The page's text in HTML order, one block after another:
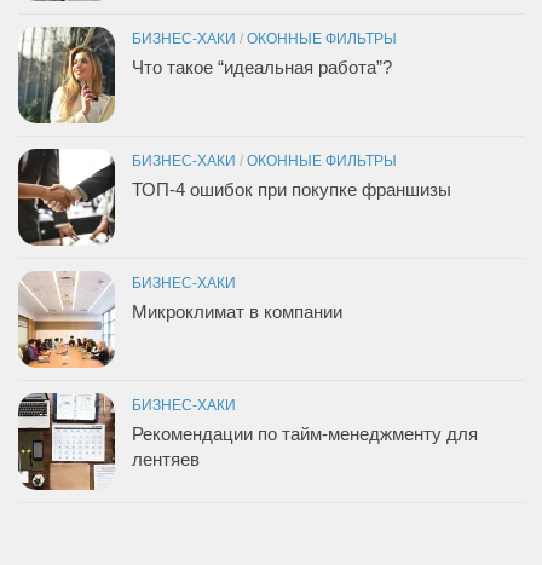
БИЗНЕС-ХАКИ / ОКОННЫЕ ФИЛЬТРЫ
Что такое “идеальная работа”?
БИЗНЕС-ХАКИ / ОКОННЫЕ ФИЛЬТРЫ
ТОП-4 ошибок при покупке франшизы
БИЗНЕС-ХАКИ
Микроклимат в компании
БИЗНЕС-ХАКИ
Рекомендации по тайм-менеджменту для
лентяев